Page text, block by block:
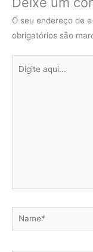
O seu endereço de
obrigatórios são
aqui...
Name*